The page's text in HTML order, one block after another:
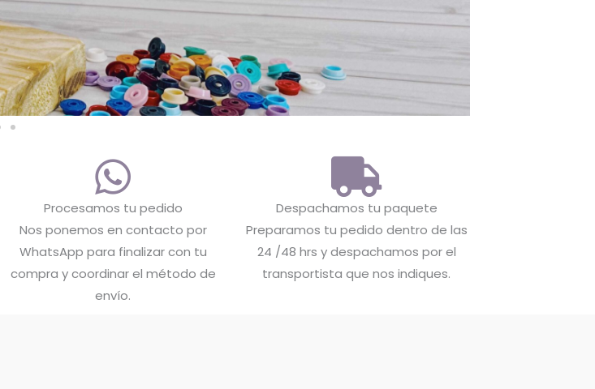
Procesamos tu pedido
Nos ponemos en contacto por
WhatsApp para finalizar con tu
compra y coordinar el método de
envío.
Despachamos tu paquete
Preparamos tu pedido dentro de las
24 /48 hrs y despachamos por el
transportista que nos indiques.